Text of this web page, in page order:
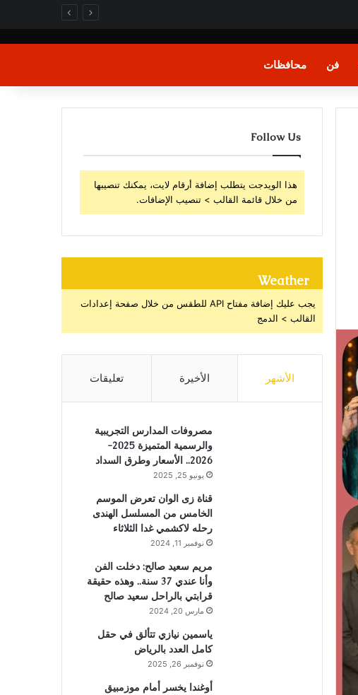
فن محافظات
Follow Us
هذا الويدجت يتطلب إضافة أرقام لايت، يمكنك تنصيبها
من خلال قائمة القالب > تنصيب الإضافات.
Weather
يجب عليك إضافة مفتاح API للطقس من خلال صفحة إعدادات
القالب > الدمج
الأشهر الأخيرة تعليقات
مصروفات المدارس التجريبية
والرسمية المتميزة 2025-
2026.. الأسعار وطرق السداد
يونيو 25, 2025
قناة زى الوان تعرض الموسم
الخامس من المسلسل الهندى
رحله لاكشمي غدا الثلاثاء
نوفمبر 11, 2024
مريم سعيد صالح: دخلت الفن
وأنا عندي 37 سنة.. وهذه حقيقة
قرابتي بالراحل سعيد صالح
مارس 20, 2024
ياسمين نيازي تتألق في حقل
كامل العدد بالرياض
نوفمبر 26, 2025
أوغندا يخسر أمام موزمبيق